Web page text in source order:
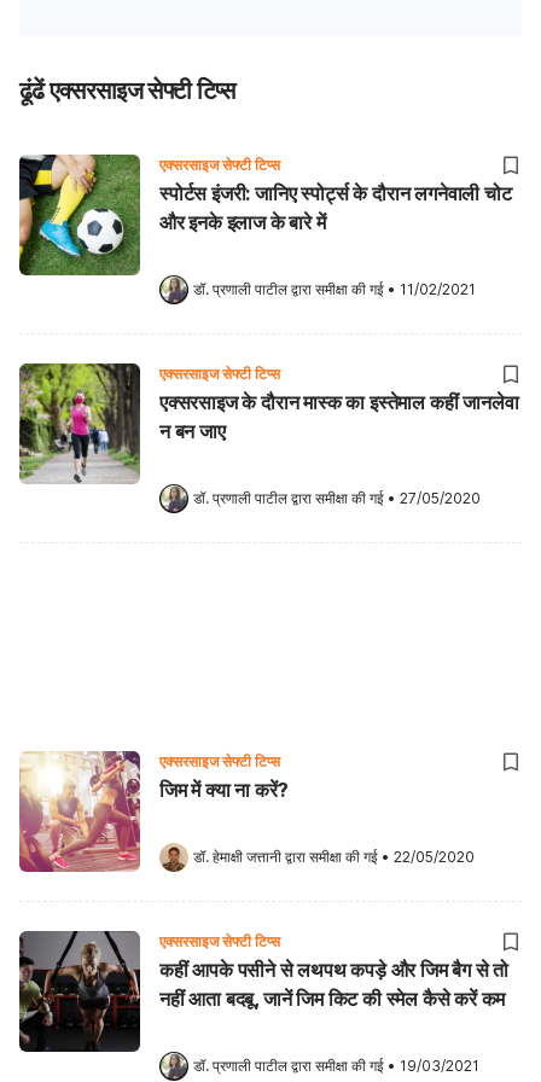
ढूंढें एक्सरसाइज सेफ्टी टिप्स
एक्सरसाइज सेफ्टी टिप्स
स्पोर्टस इंजरी: जानिए स्पोर्ट्स के दौरान लगनेवाली चोट
और इनके इलाज के बारे में
डॉ. प्रणाली पाटील द्वारा समीक्षा की गई • 11/02/2021
एक्सरसाइज सेफ्टी टिप्स
एक्सरसाइज के दौरान मास्क का इस्तेमाल कहीं जानलेवा
न बन जाए
डॉ. प्रणाली पाटील द्वारा समीक्षा की गई • 27/05/2020
एक्सरसाइज सेफ्टी टिप्स
जिम में क्या ना करें?
डॉ. हेमाक्षी जत्तानी द्वारा समीक्षा की गई • 22/05/2020
एक्सरसाइज सेफ्टी टिप्स
कहीं आपके पसीने से लथपथ कपड़े और जिम बैग से तो
नहीं आता बदबू, जानें जिम किट की स्मेल कैसे करें कम
डॉ. प्रणाली पाटील द्वारा समीक्षा की गई • 19/03/2021